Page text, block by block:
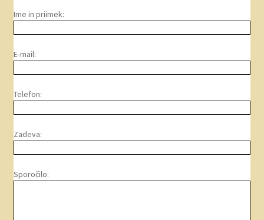
Ime in priimek:
E-mail:
Telefon:
Zadeva:
Sporočilo: